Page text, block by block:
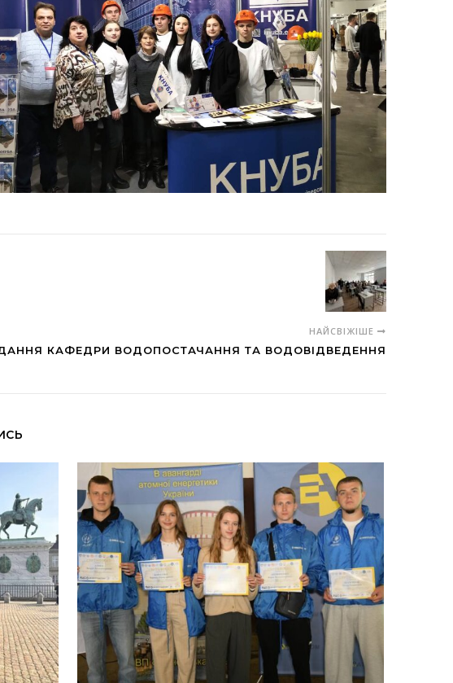
НАЙСВІЖІШЕ
КАФЕДРИ ВОДОПОСТАЧАННЯ ТА ВОДОВІДВЕДЕННЯ